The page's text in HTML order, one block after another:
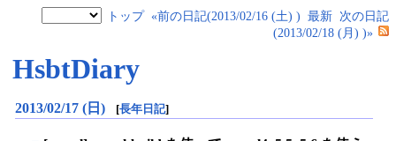
トップ «前の日記(2013/02/16 (土) ) 最新 次の日記
(2013/02/18 (月) )»
HsbtDiary
2013/02/17 (日) [長年日記]